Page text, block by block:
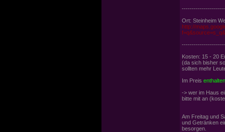
Ort: Steinheim
http://
Kosten: 15 - 20
(da sich bisher
sollten mehr
Im Preis enthalten
-> wer im Haus
bitte mit an
Am Freitag und
und Getränken
besorgen.